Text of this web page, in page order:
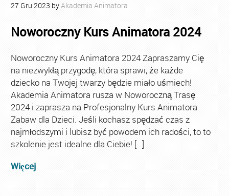
27 Gru 2023 byAkademia Animatora
Noworoczny Kurs Animatora 2024
Noworoczny Kurs Animatora 2024 Zapraszamy Cię
na niezwykłą przygodę, która sprawi, że każde
dziecko na Twojej twarzy będzie miało uśmiech!
Akademia Animatora rusza w Noworoczną Trasę
2024 i zaprasza na Profesjonalny Kurs Animatora
Zabaw dla Dzieci. Jeśli kochasz spędzać czas z
najmłodszymi i lubisz być powodem ich radości, to to
szkolenie jest idealne dla Ciebie! […]
Więcej